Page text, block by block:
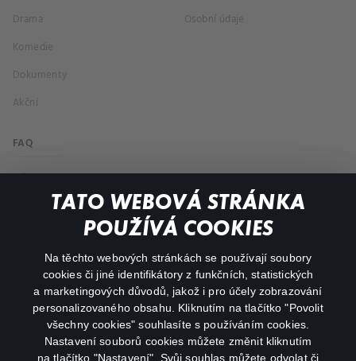
TATO WEBOVÁ STRÁNKA
POUŽÍVÁ COOKIES
Na těchto webových stránkách se používají soubory
cookies či jiné identifikátory z funkčních, statistických
a marketingových důvodů, jakož i pro účely zobrazování
personalizovaného obsahu. Kliknutím na tlačítko "Povolit
všechny cookies" souhlasíte s používáním cookies.
Nastavení souborů cookies můžete změnit kliknutím
na tlačítko "Nastavení". Svůj souhlas můžete odvolat či
Drama
Komedie
Dokumenty
Akční
Osobní údaje
FAQ
Můj účet
Důležité odkazy
facebookinstagram
youtube